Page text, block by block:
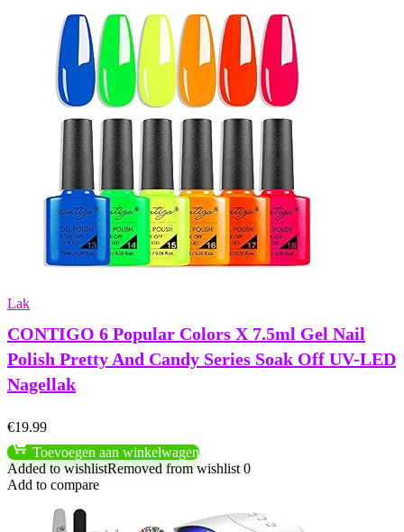
Lak
CONTIGO 6 Popular Colors X 7.5ml Gel Nail
Polish Pretty And Candy Series Soak Off UV-LED
Nagellak
€19.99
Toevoegen aan winkelwagen
Added to wishlistRemoved from wishlist 0
Add to compare